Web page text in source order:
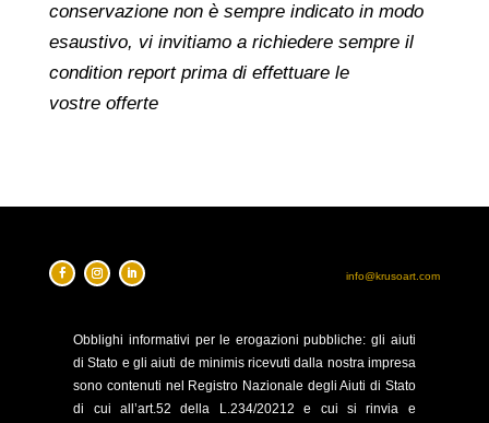
conservazione non è sempre indicato in modo
esaustivo, vi invitiamo a richiedere sempre il
condition report prima di effettuare le
vostre offerte
info@krusoart.com
Obblighi informativi per le erogazioni pubbliche: gli aiuti
di Stato e gli aiuti de minimis ricevuti dalla nostra impresa
sono contenuti nel Registro Nazionale degli Aiuti di Stato
di cui all’art.52 della L.234/20212 e cui si rinvia e